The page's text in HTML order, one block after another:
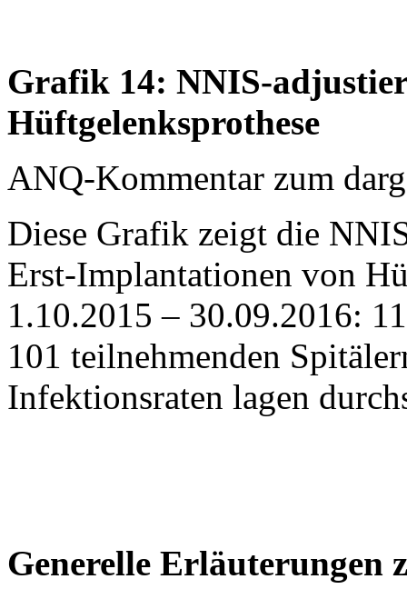
Grafik 14: NNIS-
Hüftgelenksprothese
ANQ-Kommentar zum
Diese Grafik zeigt die
Erst-Implantationen von
1.10.2015 – 30.09.2016:
101 teilnehmenden
Infektionsraten lagen
Generelle Erläuterungen